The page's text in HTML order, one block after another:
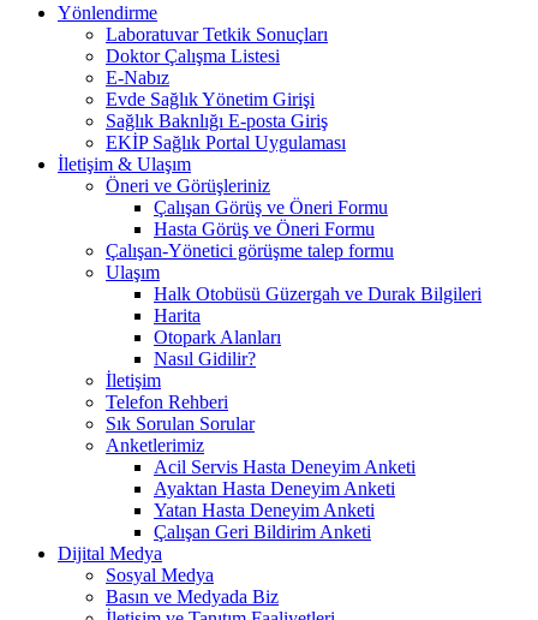
Yönlendirme
Laboratuvar Tetkik Sonuçları
Doktor Çalışma Listesi
E-Nabız
Evde Sağlık Yönetim Girişi
Sağlık Baknlığı E-posta Giriş
EKİP Sağlık Portal Uygulaması
İletişim & Ulaşım
Öneri ve Görüşleriniz
Çalışan Görüş ve Öneri Formu
Hasta Görüş ve Öneri Formu
Çalışan-Yönetici görüşme talep formu
Ulaşım
Halk Otobüsü Güzergah ve Durak Bilgileri
Harita
Otopark Alanları
Nasıl Gidilir?
İletişim
Telefon Rehberi
Sık Sorulan Sorular
Anketlerimiz
Acil Servis Hasta Deneyim Anketi
Ayaktan Hasta Deneyim Anketi
Yatan Hasta Deneyim Anketi
Çalışan Geri Bildirim Anketi
Dijital Medya
Sosyal Medya
Basın ve Medyada Biz